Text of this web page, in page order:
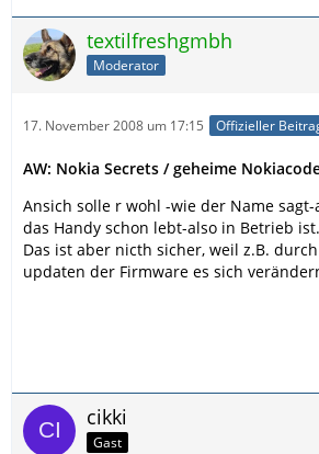
textilfreshgmbh
Moderator
17. November 2008 um 17:15 Offizieller
AW: Nokia Secrets / geheime
Ansich solle r wohl -wie der Name
das Handy schon lebt-also in Betrieb ist.
Das ist aber nicth sicher, weil z.B.
updaten der Firmware es sich
cikki
Gast